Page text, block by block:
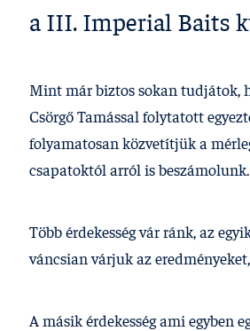
a III. Imperial Baits
Mint már biztos sokan tudjátok,
Csörgő Tamással folytatott
folyamatosan közvetí­tjük a
csapatoktól arról is beszámolunk.
Több érdekesség vár ránk, az
váncsian várjuk az
A másik érdekesség ami egyben